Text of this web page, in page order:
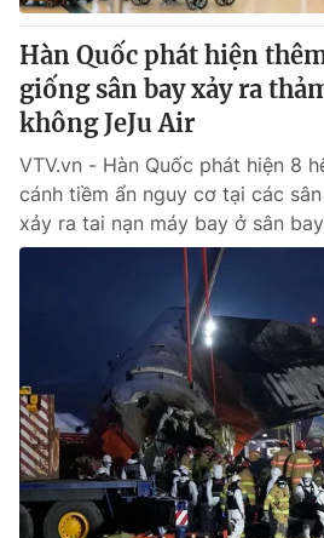
Hàn Quốc phát hiện
giống sân bay xảy ra
không JeJu Air
VTV.vn - Hàn Quốc phát hiện 8
cánh tiềm ẩn nguy cơ tại các
xảy ra tai nạn máy bay ở sân